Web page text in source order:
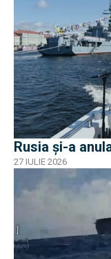
Rusia și-a
27 IULIE 2026